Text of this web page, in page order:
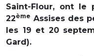
Saint-Flour, ont le
22ème Assises des
les 19 et 20
Gard).